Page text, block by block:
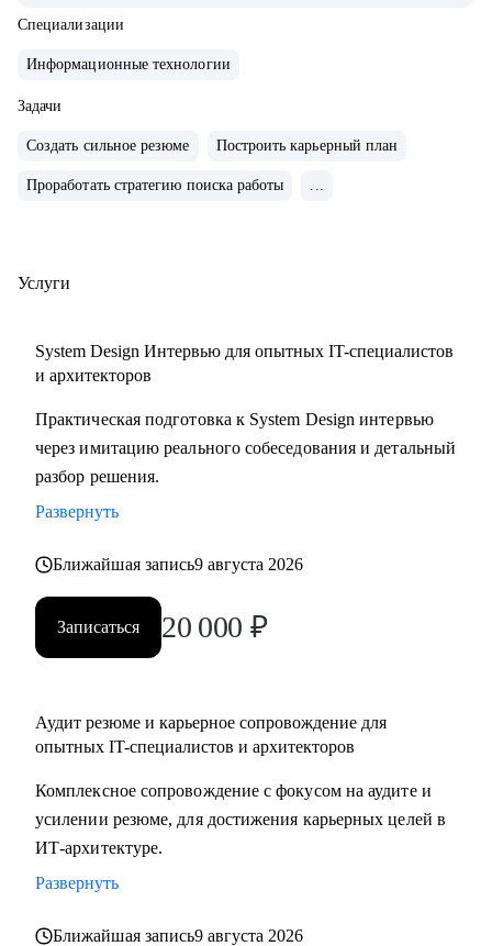
• 400+ собеседований проведенных для того, чтобы
С чем помогу:
• Карьерные цели в ИТ-архитектуре
• Навыки проектирования архитектуры
• Обратная связь и мотивация
• ИТ-трансформация
Кому могу помочь:
• Техлидам/тимлидам: развитие в ИТ-архитектуре,
подготовка к собеседованиям.
• Архитекторам: карьерный рост до корпоративного
• Разработчикам: архитектурные решения.
• ИТ-руководителям: понимание роли архитектуры.
Специализации
Информационные технологии
Задачи
Создать сильное резюме Построить карьерный план
Проработать стратегию поиска работы ...
Услуги
System Design Интервью для опытных IT-специалистов
и архитекторов
Практическая подготовка к System Design интервью
через имитацию реального собеседования и детальный
разбор решения.
Развернуть
Ближайшая запись9 августа 2026
Записаться 20 000 ₽
Аудит резюме и карьерное сопровождение для
опытных IT-специалистов и архитекторов
Комплексное сопровождение с фокусом на аудите и
усилении резюме, для достижения карьерных целей в
ИТ-архитектуре.
Развернуть
Ближайшая запись9 августа 2026